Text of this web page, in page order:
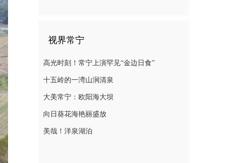
视界常宁
高光时刻！常宁上演罕见“金边日食”
十五岭的一湾山涧清泉
大美常宁：欧阳海大坝
向日葵花海艳丽盛放
美哉！洋泉湖泊